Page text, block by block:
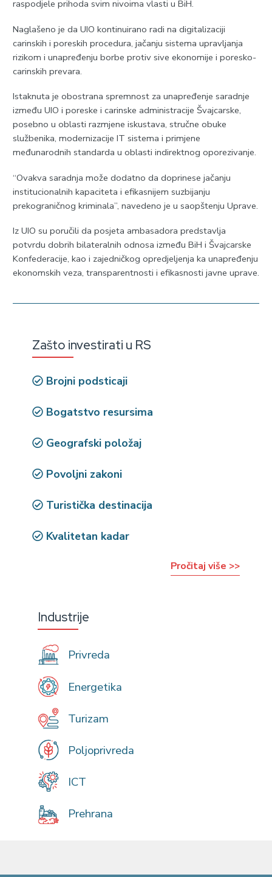
raspodjele prihoda svim nivoima vlasti u BiH.
Naglašeno je da UIO kontinuirano radi na digitalizaciji
carinskih i poreskih procedura, jačanju sistema upravljanja
rizikom i unapređenju borbe protiv sive ekonomije i poresko-
carinskih prevara.
Istaknuta je obostrana spremnost za unapređenje saradnje
između UIO i poreske i carinske administracije Švajcarske,
posebno u oblasti razmjene iskustava, stručne obuke
službenika, modernizacije IT sistema i primjene
međunarodnih standarda u oblasti indirektnog oporezivanje.
“Ovakva saradnja može dodatno da doprinese jačanju
institucionalnih kapaciteta i efikasnijem suzbijanju
prekograničnog kriminala”, navedeno je u saopštenju Uprave.
Iz UIO su poručili da posjeta ambasadora predstavlja
potvrdu dobrih bilateralnih odnosa između BiH i Švajcarske
Konfederacije, kao i zajedničkog opredjeljenja ka unapređenju
ekonomskih veza, transparentnosti i efikasnosti javne uprave.
Zašto investirati u RS
Brojni podsticaji
Bogatstvo resursima
Geografski položaj
Povoljni zakoni
Turistička destinacija
Kvalitetan kadar
Pročitaj više >>
Industrije
Privreda
Energetika
Turizam
Poljoprivreda
ICT
Prehrana